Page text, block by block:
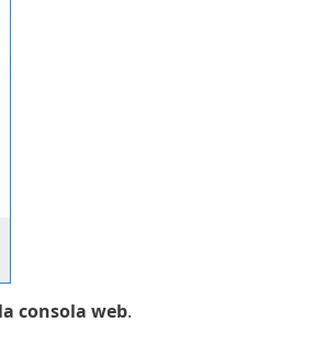
consola web.